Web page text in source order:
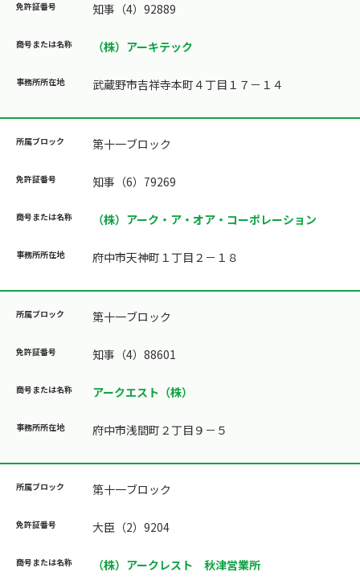
知事（4）92889
（株）アーキテック
武蔵野市吉祥寺本町４丁目１７－１４
第十一ブロック
知事（6）79269
（株）アーク・ア・オア・コーポレーション
府中市天神町１丁目２－１８
第十一ブロック
知事（4）88601
アークエスト（株）
府中市浅間町２丁目９－５
第十一ブロック
大臣（2）9204
（株）アークレスト 秋津営業所